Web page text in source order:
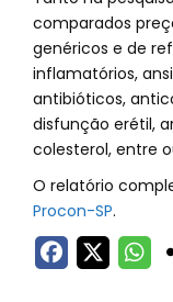
comparados
genéricos e de
inflamatórios,
antibióticos,
disfunção erétil,
colesterol, entre
O relatório
Procon-SP.